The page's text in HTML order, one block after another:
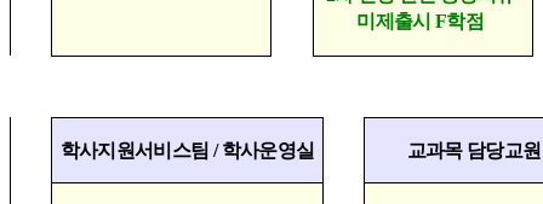
미제출시F학점
학사지원서비스팀 /학사운영실 교과목 담당교원